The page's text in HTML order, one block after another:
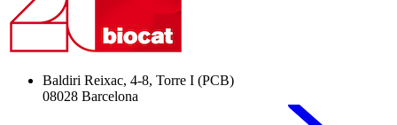
Baldiri Reixac, 4-8, Torre I (PCB)
08028 Barcelona